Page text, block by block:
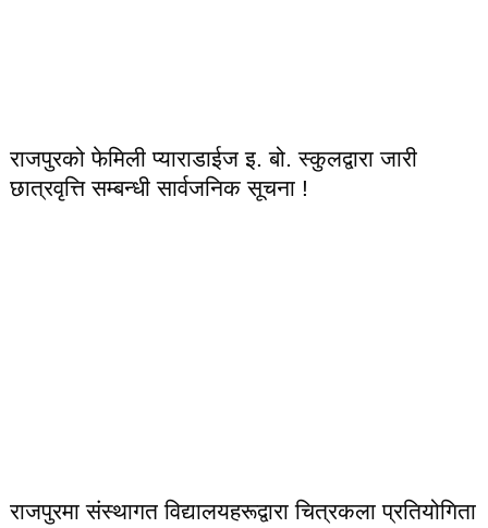
राजपुरको फेमिली प्याराडाईज इ. बो. स्कुलद्वारा जारी
छात्रवृत्ति सम्बन्धी सार्वजनिक सूचना !
राजपुरमा संस्थागत विद्यालयहरूद्वारा चित्रकला प्रतियोगिता